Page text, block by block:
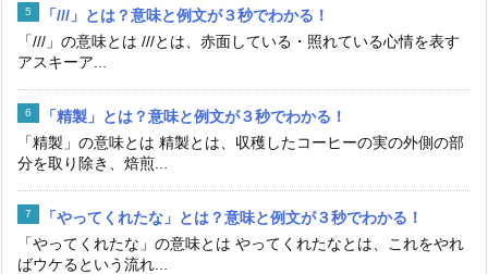
「///」とは？意味と例文が３秒でわかる！
「///」の意味とは ///とは、赤面している・照れている心情を表す
アスキーア...
「精製」とは？意味と例文が３秒でわかる！
「精製」の意味とは 精製とは、収穫したコーヒーの実の外側の部
分を取り除き、焙煎...
「やってくれたな」とは？意味と例文が３秒でわかる！
「やってくれたな」の意味とは やってくれたなとは、これをやれ
ばウケるという流れ...